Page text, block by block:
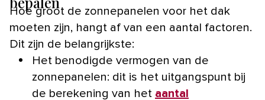
Hoe groot de zonnepanelen voor het dak
moeten zijn, hangt af van een aantal factoren.
Dit zijn de belangrijkste:
Het benodigde vermogen van de
zonnepanelen: dit is het uitgangspunt bij
de berekening van het aantal